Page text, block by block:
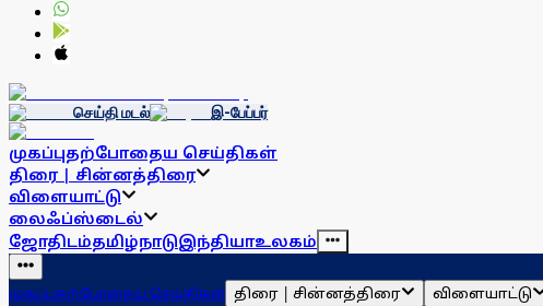
செய்தி மடல் இ-பேப்பர்
முகப்புதற்போதைய செய்திகள்
திரை | சின்னத்திரை
விளையாட்டு
லைஃப்ஸ்டைல்
ஜோதிடம்தமிழ்நாடுஇந்தியாஉலகம்
முகப்புதற்போதைய செய்திகள் திரை | சின்னத்திரை விளையாட்டு